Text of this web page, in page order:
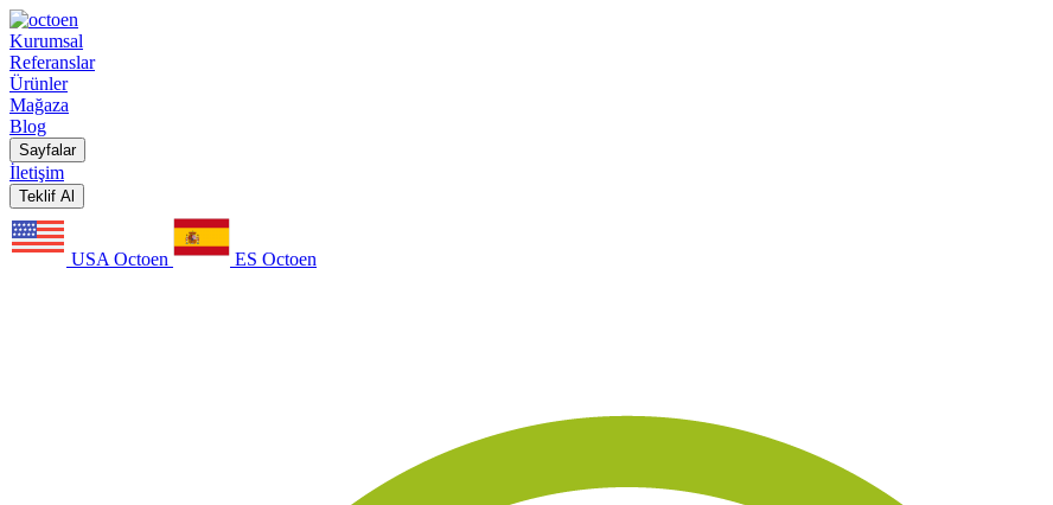
Kurumsal
Referanslar
Ürünler
Mağaza
Blog
Sayfalar
İletişim
Teklif Al
USA Octoen ES Octoen